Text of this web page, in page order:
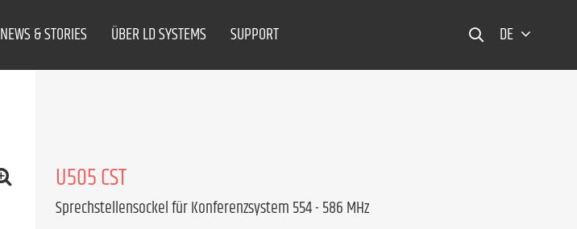
NEWS & STORIES ÜBER LD SYSTEMS SUPPORT DE
U505 CST
Sprechstellensockel für Konferenzsystem 554 - 586 MHz